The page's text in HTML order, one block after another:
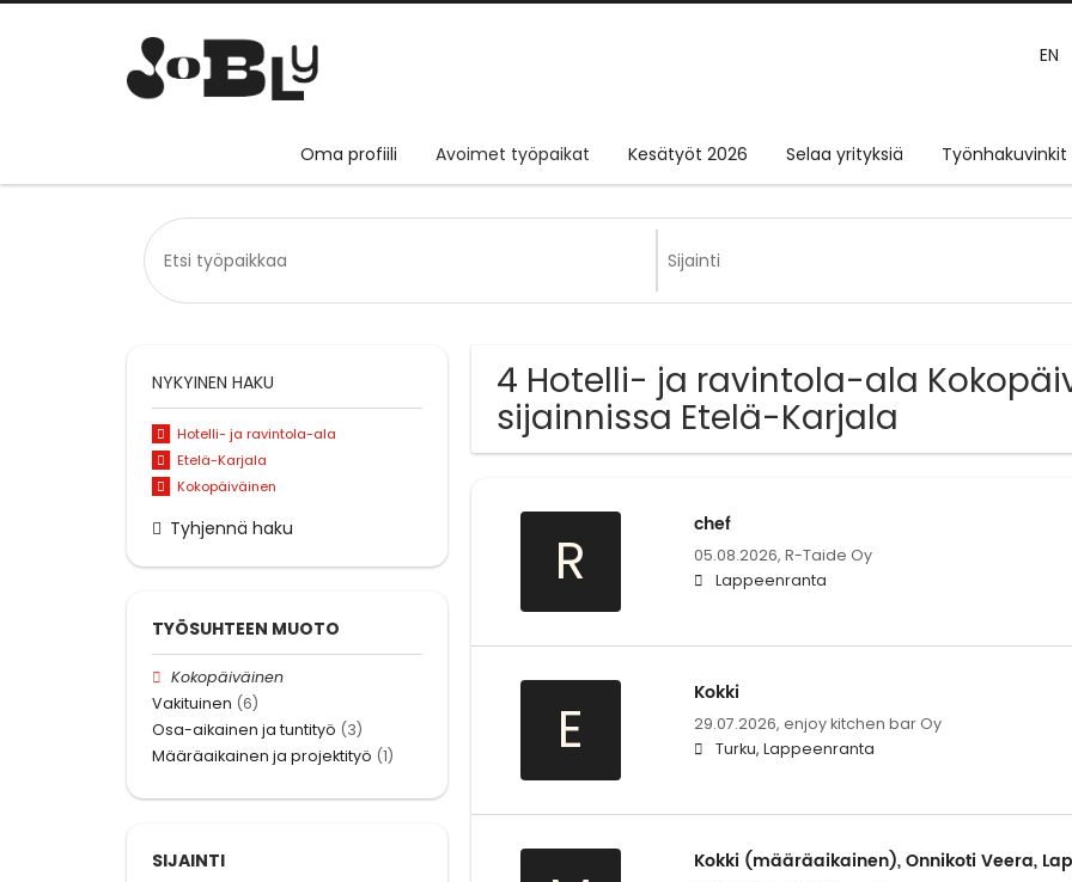
EN
Oma profiili Avoimet työpaikat Kesätyöt 2026 Selaa yrityksiä Työnhakuvinkit
4 Hotelli- ja ravintola-ala
sijainnissa Etelä-Karjala
R
chef
05.08.2026, R-Taide Oy
Lappeenranta
E
Kokki
29.07.2026, enjoy kitchen bar Oy
Turku, Lappeenranta
Kokki (määräaikainen), Onnikoti Veera,
NYKYINEN HAKU
Hotelli- ja ravintola-ala
Etelä-Karjala
Kokopäiväinen
Tyhjennä haku
TYÖSUHTEEN MUOTO
Kokopäiväinen
Vakituinen (6)
Osa-aikainen ja tuntityö (3)
Määräaikainen ja projektityö (1)
SIJAINTI